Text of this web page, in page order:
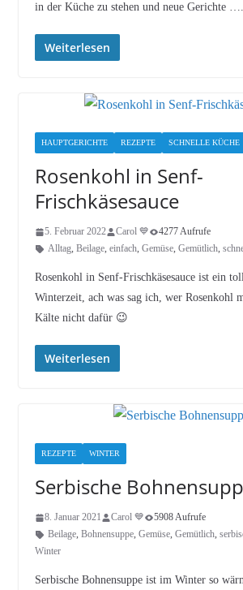
in der Küche zu stehen und neue Gerichte ….
Weiterlesen
HAUPTGERICHTE REZEPTE SCHNELLE KÜCHE
Rosenkohl in Senf-
Frischkäsesauce
5. Februar 2022 Carol 💙
4277 Aufrufe
Alltag, Beilage, einfach, Gemüse, Gemütlich,
Rosenkohl in Senf-Frischkäsesauce ist ein
Winterzeit, ach was sag ich, wer Rosenkohl
Kälte nicht dafür 😉
Weiterlesen
REZEPTE WINTER
Serbische
8. Januar 2021 Carol 💙
5908 Aufrufe
Beilage, Bohnensuppe, Gemüse, Gemütlich,
Winter
Serbische Bohnensuppe ist im Winter so